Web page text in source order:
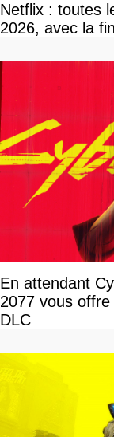
Netflix : toutes
2026, avec la
En attendant
2077 vous offre
DLC